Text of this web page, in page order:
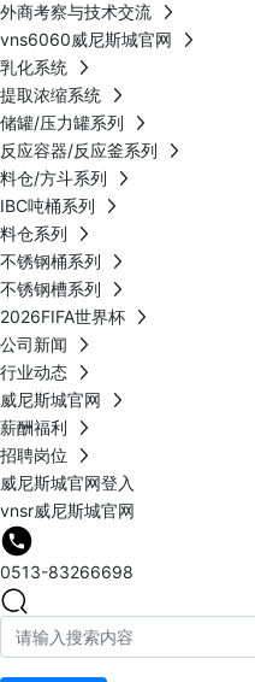
外商考察与技术交流
vns6060威尼斯城官网
乳化系统
提取浓缩系统
储罐/压力罐系列
反应容器/反应釜系列
料仓/方斗系列
IBC吨桶系列
料仓系列
不锈钢桶系列
不锈钢槽系列
2026FIFA世界杯
公司新闻
行业动态
威尼斯城官网
薪酬福利
招聘岗位
威尼斯城官网登入
vnsr威尼斯城官网
0513-83266698